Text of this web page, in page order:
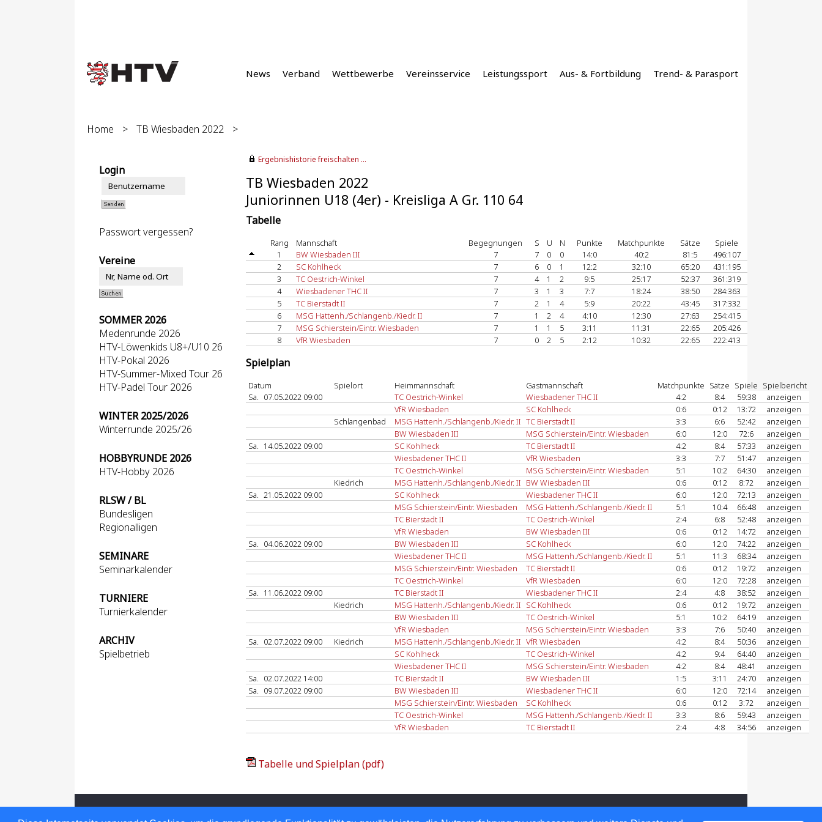
News Verband Wettbewerbe Vereinsservice Leistungssport Aus- & Fortbildung Trend- & Parasport
Home > TB Wiesbaden 2022 >
Login
Passwort vergessen?
Vereine
SOMMER 2026
Medenrunde 2026
HTV-Löwenkids U8+/U10 26
HTV-Pokal 2026
HTV-Summer-Mixed Tour 26
HTV-Padel Tour 2026
WINTER 2025/2026
Winterrunde 2025/26
HOBBYRUNDE 2026
HTV-Hobby 2026
RLSW / BL
Bundesligen
Regionalligen
SEMINARE
Seminarkalender
TURNIERE
Turnierkalender
ARCHIV
Spielbetrieb
Ergebnishistorie freischalten ...
TB Wiesbaden 2022
Juniorinnen U18 (4er) - Kreisliga A Gr. 110 64
Tabelle
Rang Mannschaft Begegnungen S U N Punkte Matchpunkte Sätze
Spiele
1
BW Wiesbaden III 7 7 0 0 14:0 40:2 81:5
496:107
2
SC Kohlheck 7 6 0 1 12:2 32:10 65:20
431:195
3
TC Oestrich-Winkel 7 4 1 2 9:5 25:17 52:37
361:319
4
Wiesbadener THC II 7 3 1 3 7:7 18:24 38:50
284:363
5
TC Bierstadt II 7 2 1 4 5:9 20:22 43:45
317:332
6
MSG Hattenh./Schlangenb./Kiedr. II 7 1 2 4 4:10 12:30 27:63
254:415
7
MSG Schierstein/Eintr. Wiesbaden 7 1 1 5 3:11 11:31 22:65
205:426
8
VfR Wiesbaden 7 0 2 5 2:12 10:32 22:65 222:413
Spielplan
Datum Spielort Heimmannschaft Gastmannschaft Matchpunkte Sätze Spiele Spielbericht
Sa. 07.05.2022 09:00 TC Oestrich-Winkel Wiesbadener THC II 4:2 8:4 59:38
anzeigen
VfR Wiesbaden
SC Kohlheck 0:6 0:12 13:72
anzeigen
Schlangenbad
MSG Hattenh./Schlangenb./Kiedr. II TC Bierstadt II 3:3 6:6 52:42
anzeigen
BW Wiesbaden III
MSG Schierstein/Eintr. Wiesbaden 6:0 12:0 72:6
anzeigen
Sa. 14.05.2022 09:00 SC Kohlheck TC Bierstadt II 4:2 8:4 57:33
anzeigen
Wiesbadener THC II
VfR Wiesbaden 3:3 7:7 51:47
anzeigen
TC Oestrich-Winkel
MSG Schierstein/Eintr. Wiesbaden 5:1 10:2 64:30
anzeigen
Kiedrich
MSG Hattenh./Schlangenb./Kiedr. II BW Wiesbaden III 0:6 0:12 8:72
anzeigen
Sa. 21.05.2022 09:00 SC Kohlheck Wiesbadener THC II 6:0 12:0 72:13
anzeigen
MSG Schierstein/Eintr. Wiesbaden
MSG Hattenh./Schlangenb./Kiedr. II 5:1 10:4 66:48
anzeigen
TC Bierstadt II
TC Oestrich-Winkel 2:4 6:8 52:48
anzeigen
VfR Wiesbaden
BW Wiesbaden III 0:6 0:12 14:72
anzeigen
Sa. 04.06.2022 09:00 BW Wiesbaden III SC Kohlheck 6:0 12:0 74:22
anzeigen
Wiesbadener THC II
MSG Hattenh./Schlangenb./Kiedr. II 5:1 11:3 68:34
anzeigen
MSG Schierstein/Eintr. Wiesbaden
TC Bierstadt II 0:6 0:12 19:72
anzeigen
TC Oestrich-Winkel
VfR Wiesbaden 6:0 12:0 72:28
anzeigen
Sa. 11.06.2022 09:00 TC Bierstadt II Wiesbadener THC II 2:4 4:8 38:52
anzeigen
Kiedrich
MSG Hattenh./Schlangenb./Kiedr. II SC Kohlheck 0:6 0:12 19:72
anzeigen
BW Wiesbaden III
TC Oestrich-Winkel 5:1 10:2 64:19
anzeigen
VfR Wiesbaden
MSG Schierstein/Eintr. Wiesbaden 3:3 7:6 50:40
anzeigen
Sa. 02.07.2022 09:00 Kiedrich MSG Hattenh./Schlangenb./Kiedr. II VfR Wiesbaden 4:2 8:4 50:36
anzeigen
SC Kohlheck
TC Oestrich-Winkel 4:2 9:4 64:40
anzeigen
Wiesbadener THC II
MSG Schierstein/Eintr. Wiesbaden 4:2 8:4 48:41
anzeigen
Sa. 02.07.2022 14:00 TC Bierstadt II BW Wiesbaden III 1:5 3:11 24:70
anzeigen
Sa. 09.07.2022 09:00 BW Wiesbaden III Wiesbadener THC II 6:0 12:0 72:14
anzeigen
MSG Schierstein/Eintr. Wiesbaden
SC Kohlheck 0:6 0:12 3:72
anzeigen
TC Oestrich-Winkel
MSG Hattenh./Schlangenb./Kiedr. II 3:3 8:6 59:43
anzeigen
VfR Wiesbaden
TC Bierstadt II 2:4 4:8 34:56 anzeigen
Tabelle und Spielplan (pdf)